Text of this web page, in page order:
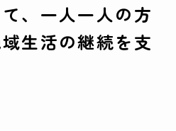
、一人一人の方
生活の継続を支